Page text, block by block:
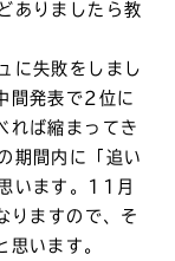
ありましたら教
に失敗をしまし
間発表で2位に
れば縮まってき
期間内に「追い
います。11月
ますので、そ
います。